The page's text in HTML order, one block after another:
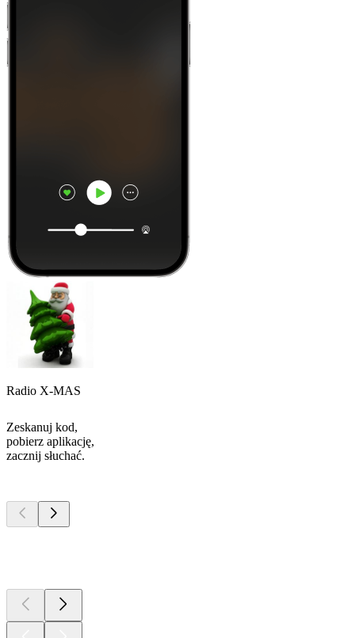
Radio X-MAS
Zeskanuj kod,
pobierz aplikację,
zacznij słuchać.